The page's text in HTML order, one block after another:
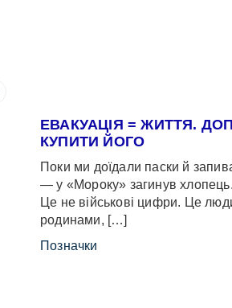
ЕВАКУАЦІЯ = ЖИТТЯ.
КУПИТИ ЙОГО
Поки ми доїдали паски й
— у «Мороку» загинув хлопець.
Це не військові цифри. Це
родинами, […]
Позначки